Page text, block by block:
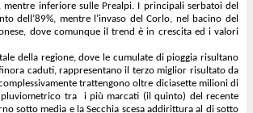
inferiore sulle Prealpi. I principali serbatoi del
dell’89%, mentre l’invaso del Corlo, nel bacino del
dove comunque il trend è in crescita ed i valori
della regione, dove le cumulate di pioggia risultano
caduti, rappresentano il terzo miglior risultato da
trattengono oltre diciasette milioni di
pluviometrico tra i più marcati (il quinto) del recente
sotto media e la Secchia scesa addirittura al di sotto